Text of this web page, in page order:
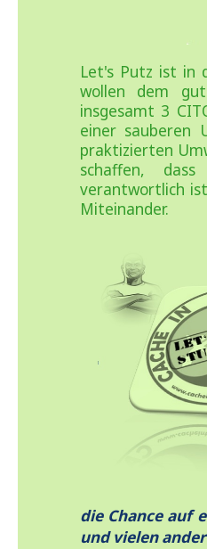
Let's Putz ist in
wollen dem
insgesamt 3
einer sauberen
praktizierten
schaffen,
verantwortlich
Miteinander.
die Chance auf
und vielen